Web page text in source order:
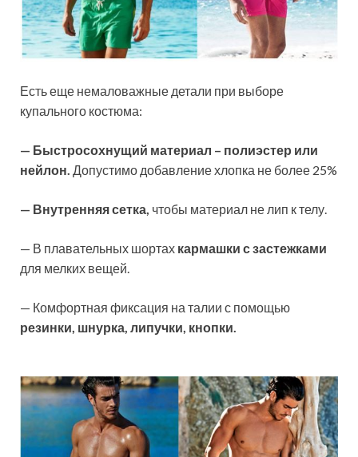
Есть еще немаловажные детали при выборе
купального костюма:
— Быстросохнущий материал – полиэстер или
нейлон. Допустимо добавление хлопка не более 25%
— Внутренняя сетка, чтобы материал не лип к телу.
— В плавательных шортах кармашки с застежками
для мелких вещей.
— Комфортная фиксация на талии с помощью
резинки, шнурка, липучки, кнопки.